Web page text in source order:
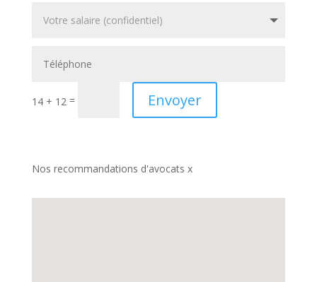
14 + 12 = Envoyer
Nos recommandations d'avocats x